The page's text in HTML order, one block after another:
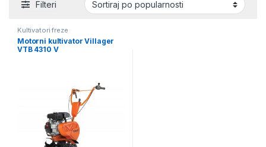
Filteri
Kultivatori freze
Motorni kultivator Villager
VTB 4310 V